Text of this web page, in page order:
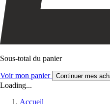
Sous-total du panier
Voir mon panier Continuer mes
Loading...
Accueil